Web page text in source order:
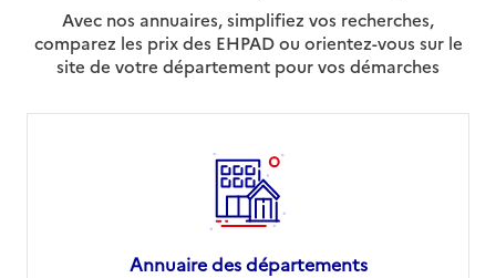
Avec nos annuaires, simplifiez vos recherches,
comparez les prix des EHPAD ou orientez-vous sur le
site de votre département pour vos démarches
Annuaire des départements